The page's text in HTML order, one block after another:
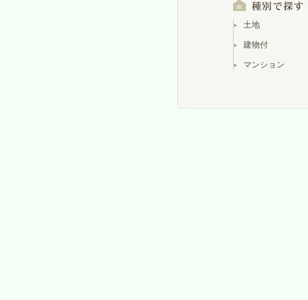
土地
建物付
マンション